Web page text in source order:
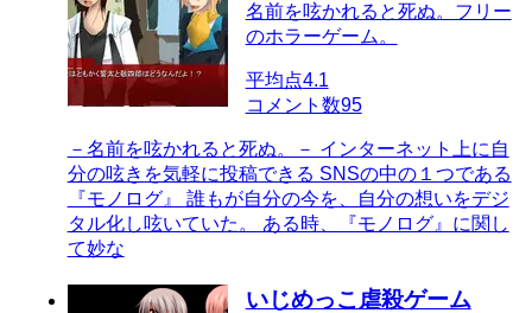
名前を呟かれると死ぬ。フリー
のホラーゲーム。
平均点4.1
コメント数95
－名前を呟かれると死ぬ。－ インターネット上に自
分の呟きを気軽に投稿できる SNSの中の１つである
『モノログ』 誰もが自分の今を、自分の想いをデジ
タル化し呟いていた。 ある時、『モノログ』に関し
て妙な
いじめっこ虐殺ゲーム